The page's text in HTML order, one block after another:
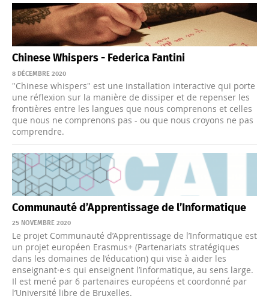
Chinese Whispers - Federica Fantini
8 DÉCEMBRE 2020
"Chinese whispers" est une installation interactive qui porte
une réflexion sur la manière de dissiper et de repenser les
frontières entre les langues que nous comprenons et celles
que nous ne comprenons pas - ou que nous croyons ne pas
comprendre.
Communauté d’Apprentissage de l’Informatique
25 NOVEMBRE 2020
Le projet Communauté d’Apprentissage de l’Informatique est
un projet européen Erasmus+ (Partenariats stratégiques
dans les domaines de l’éducation) qui vise à aider les
enseignant·e·s qui enseignent l’informatique, au sens large.
Il est mené par 6 partenaires européens et coordonné par
l’Université libre de Bruxelles.